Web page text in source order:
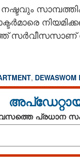
സർവീസസാണ്
, DEWASWOM
പ്രധാന